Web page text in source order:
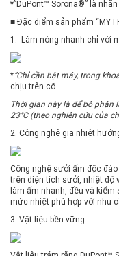
*”DuPont™ Sorona®” là
■ Đặc điểm sản phẩm
1. Làm nóng nhanh chỉ với
*“Chỉ cần bật máy, trong
chịu trên cổ.
Thời gian này là để bộ phận
23°C (theo nghiên cứu của
2. Công nghệ gia nhiệt
Công nghệ sưởi ấm độc
trên diện tích sưởi, nhiệt độ
làm ấm nhanh, đều và
mức nhiệt phù hợp với nhu
3. Vật liệu bền vững